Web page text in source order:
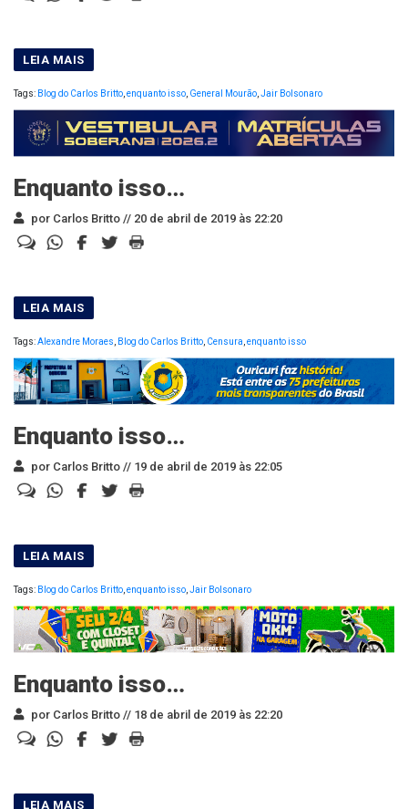
Tags: Blog do Carlos Britto enquanto isso General Mourão Jair Bolsonaro
Enquanto isso…
por Carlos Britto // 20 de abril de 2019 às 22:20
Tags:Alexandre Moraes, Blog do Carlos Britto, Censura,enquanto isso
Enquanto isso…
por Carlos Britto // 19 de abril de 2019 às 22:05
Tags: Blog do Carlos Britto,enquanto isso,Jair Bolsonaro
Enquanto isso…
por Carlos Britto // 18 de abril de 2019 às 22:20